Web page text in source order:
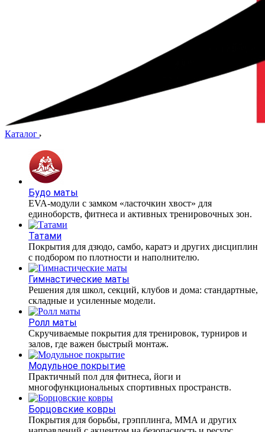
Каталог
Будо маты
EVA-модули с замком «ласточкин хвост» для
единоборств, фитнеса и активных тренировочных зон.
Татами
Покрытия для дзюдо, самбо, каратэ и других дисциплин
с подбором по плотности и наполнителю.
Гимнастические маты
Решения для школ, секций, клубов и дома: стандартные,
складные и усиленные модели.
Ролл маты
Скручиваемые покрытия для тренировок, турниров и
залов, где важен быстрый монтаж.
Модульное покрытие
Практичный пол для фитнеса, йоги и
многофункциональных спортивных пространств.
Борцовские ковры
Покрытия для борьбы, грэпплинга, ММА и других